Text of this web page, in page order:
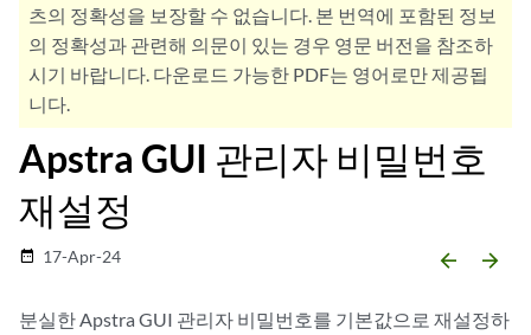
츠의 정확성을 보장할 수 없습니다. 본 번역에 포함된 정보
의 정확성과 관련해 의문이 있는 경우 영문 버전을 참조하
시기 바랍니다. 다운로드 가능한 PDF는 영어로만 제공됩
니다.
Apstra GUI 관리자 비밀번호
재설정
date_range 17-Apr-24 arrow_backward arrow_forward
분실한 Apstra GUI 관리자 비밀번호를 기본값으로 재설정하